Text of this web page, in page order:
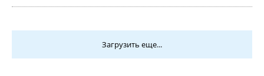
Загрузить еще...